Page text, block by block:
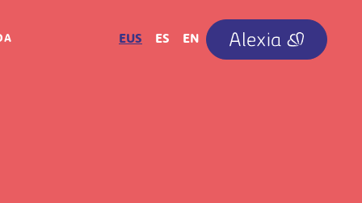
EUS ES EN IRUDIA